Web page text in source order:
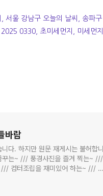
서울 강남구 오늘의 날씨, 송파
0330, 초미세먼지, 미세먼
바람
다. 하지만 원문 재게시는 불허합니
꾸는~ /// 풍경사진을 즐겨 찍는~ ///
/// 컴터조립을 재미있어 하는~ /// 고
회적 이슈에 발언하는~ 不老巨